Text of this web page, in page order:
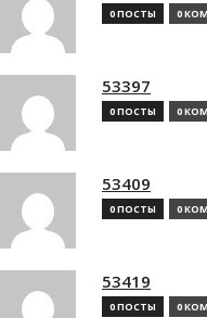
0 ПОСТЫ 0
53397
0 ПОСТЫ 0
53409
0 ПОСТЫ 0
53419
0 ПОСТЫ 0